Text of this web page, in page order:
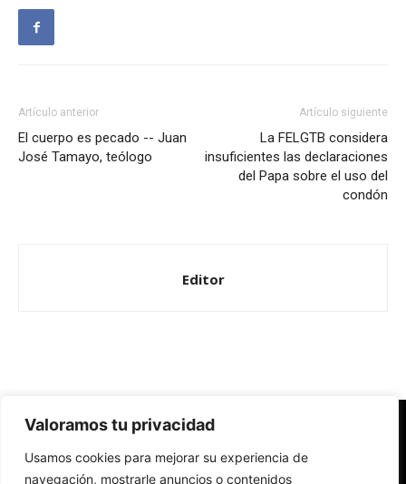
Valoramos tu privacidad
Usamos cookies para mejorar su experiencia de
navegación, mostrarle anuncios o contenidos
Artículo anterior
El cuerpo es pecado -- Juan
José Tamayo, teólogo
Artículo siguiente
La FELGTB considera
insuficientes las declaraciones
del Papa sobre el uso del
condón
Editor
Redes Cristianas
Una mirada alternativa sobre la Iglesia católica y la sociedad
- Colectivos de Redes Cristianas